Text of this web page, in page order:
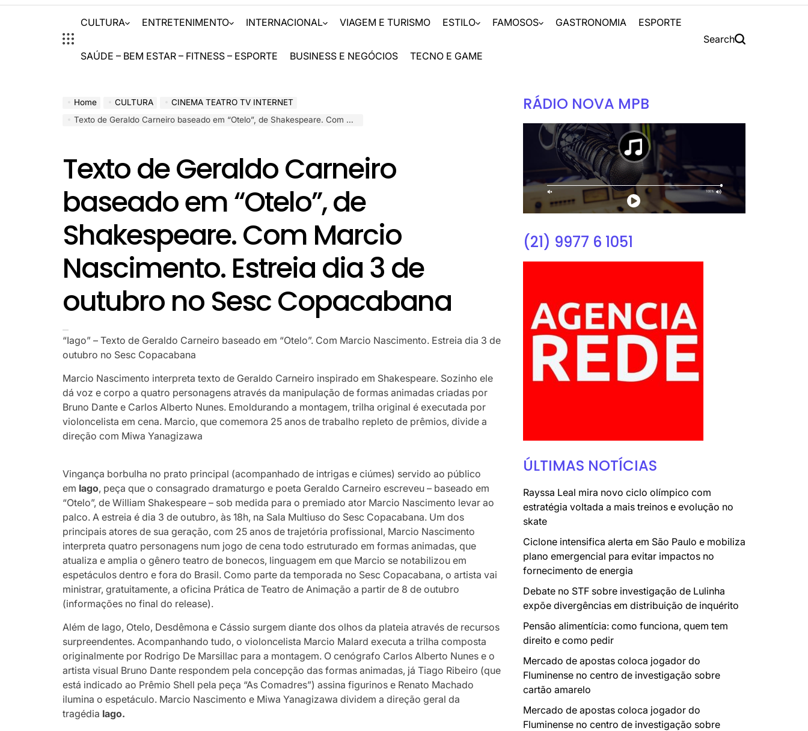
CULTURA ENTRETENIMENTO INTERNACIONAL VIAGEM E TURISMO ESTILO FAMOSOS GASTRONOMIA ESPORTE
SAÚDE – BEM ESTAR – FITNESS – ESPORTE BUSINESS E NEGÓCIOS TECNO E GAME
Search
Home CULTURA
CINEMA TEATRO TV INTERNET
Texto de Geraldo Carneiro baseado em “Otelo”, de Shakespeare. Com Marcio Nascimento. Estreia dia 3 de outubro no Sesc Copacabana
Texto de Geraldo Carneiro
baseado em “Otelo”, de
Shakespeare. Com Marcio
Nascimento. Estreia dia 3 de
outubro no Sesc Copacabana
“Iago” – Texto de Geraldo Carneiro baseado em “Otelo”. Com Marcio Nascimento. Estreia dia 3 de
outubro no Sesc Copacabana
Marcio Nascimento interpreta texto de Geraldo Carneiro inspirado em Shakespeare. Sozinho ele
dá voz e corpo a quatro personagens através da manipulação de formas animadas criadas por
Bruno Dante e Carlos Alberto Nunes. Emoldurando a montagem, trilha original é executada por
violoncelista em cena. Marcio, que comemora 25 anos de trabalho repleto de prêmios, divide a
direção com Miwa Yanagizawa
Vingança borbulha no prato principal (acompanhado de intrigas e ciúmes) servido ao público
em Iago, peça que o consagrado dramaturgo e poeta Geraldo Carneiro escreveu – baseado em
“Otelo”, de William Shakespeare – sob medida para o premiado ator Marcio Nascimento levar ao
palco. A estreia é dia 3 de outubro, às 18h, na Sala Multiuso do Sesc Copacabana. Um dos
principais atores de sua geração, com 25 anos de trajetória profissional, Marcio Nascimento
interpreta quatro personagens num jogo de cena todo estruturado em formas animadas, que
atualiza e amplia o gênero teatro de bonecos, linguagem em que Marcio se notabilizou em
espetáculos dentro e fora do Brasil. Como parte da temporada no Sesc Copacabana, o artista vai
ministrar, gratuitamente, a oficina Prática de Teatro de Animação a partir de 8 de outubro
(informações no final do release).
Além de Iago, Otelo, Desdêmona e Cássio surgem diante dos olhos da plateia através de recursos
surpreendentes. Acompanhando tudo, o violoncelista Marcio Malard executa a trilha composta
originalmente por Rodrigo De Marsillac para a montagem. O cenógrafo Carlos Alberto Nunes e o
artista visual Bruno Dante respondem pela concepção das formas animadas, já Tiago Ribeiro (que
está indicado ao Prêmio Shell pela peça “As Comadres”) assina figurinos e Renato Machado
ilumina o espetáculo. Marcio Nascimento e Miwa Yanagizawa dividem a direção geral da
tragédia Iago.
RÁDIO NOVA MPB
(21) 9977 6 1051
ÚLTIMAS NOTÍCIAS
Rayssa Leal mira novo ciclo olímpico com
estratégia voltada a mais treinos e evolução no
skate
Ciclone intensifica alerta em São Paulo e mobiliza
plano emergencial para evitar impactos no
fornecimento de energia
Debate no STF sobre investigação de Lulinha
expõe divergências em distribuição de inquérito
Pensão alimentícia: como funciona, quem tem
direito e como pedir
Mercado de apostas coloca jogador do
Fluminense no centro de investigação sobre
cartão amarelo
Mercado de apostas coloca jogador do
Fluminense no centro de investigação sobre